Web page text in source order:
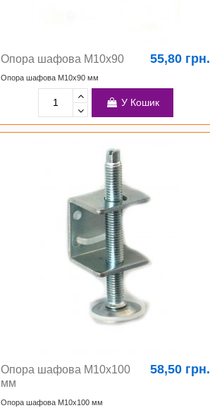
Опора шафова М10х90 55,80 грн.
Опора шафова М10х90 мм
У Кошик
Опора шафова М10х100
мм
58,50 грн.
Опора шафова М10х100 мм